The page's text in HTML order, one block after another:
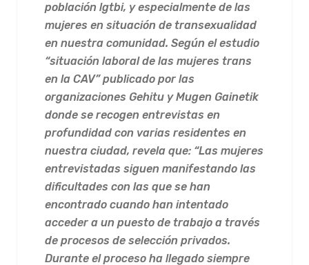
población lgtbi, y especialmente de las
mujeres en situación de transexualidad
en nuestra comunidad. Según el estudio
“situación laboral de las mujeres trans
en la CAV” publicado por las
organizaciones Gehitu y Mugen Gainetik
donde se recogen entrevistas en
profundidad con varias residentes en
nuestra ciudad, revela que: “Las mujeres
entrevistadas siguen manifestando las
dificultades con las que se han
encontrado cuando han intentado
acceder a un puesto de trabajo a través
de procesos de selección privados.
Durante el proceso ha llegado siempre